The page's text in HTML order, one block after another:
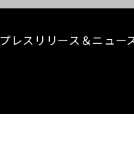
プレスリリース＆ニュー